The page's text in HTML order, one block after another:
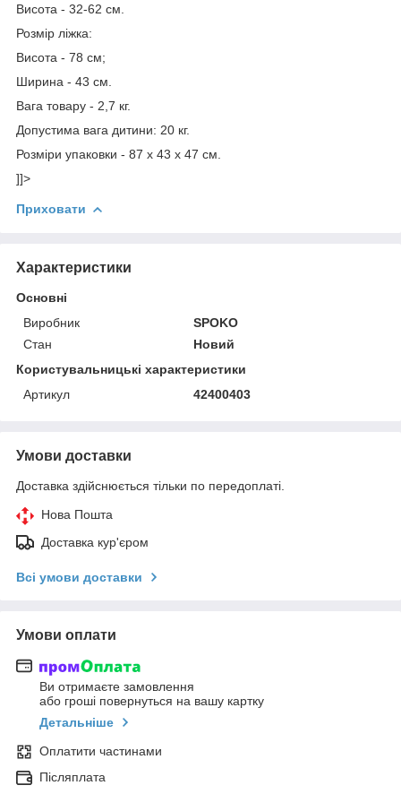
Висота - 32-62 см.
Розмір ліжка:
Висота - 78 см;
Ширина - 43 см.
Вага товару - 2,7 кг.
Допустима вага дитини: 20 кг.
Розміри упаковки - 87 x 43 x 47 см.
]]>
Приховати
Характеристики
Основні
Виробник
SPOKO
Стан
Новий
Користувальницькі характеристики
Артикул
42400403
Умови доставки
Доставка здійснюється тільки по передоплаті.
Нова Пошта
Доставка кур'єром
Всі умови доставки
Умови оплати
Ви отримаєте замовлення
або гроші повернуться на вашу картку
Детальніше
Оплатити частинами
Післяплата